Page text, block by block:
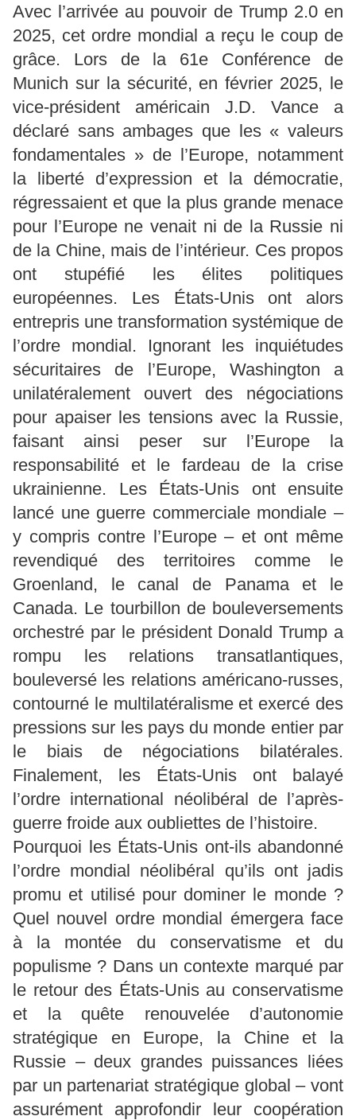
Avec l’arrivée au pouvoir de Trump 2.0 en
2025, cet ordre mondial a reçu le coup de
grâce. Lors de la 61e Conférence de
Munich sur la sécurité, en février 2025, le
vice-président américain J.D. Vance a
déclaré sans ambages que les « valeurs
fondamentales » de l’Europe, notamment
la liberté d’expression et la démocratie,
régressaient et que la plus grande menace
pour l’Europe ne venait ni de la Russie ni
de la Chine, mais de l’intérieur. Ces propos
ont stupéfié les élites politiques
européennes. Les États-Unis ont alors
entrepris une transformation systémique de
l’ordre mondial. Ignorant les inquiétudes
sécuritaires de l’Europe, Washington a
unilatéralement ouvert des négociations
pour apaiser les tensions avec la Russie,
faisant ainsi peser sur l’Europe la
responsabilité et le fardeau de la crise
ukrainienne. Les États-Unis ont ensuite
lancé une guerre commerciale mondiale –
y compris contre l’Europe – et ont même
revendiqué des territoires comme le
Groenland, le canal de Panama et le
Canada. Le tourbillon de bouleversements
orchestré par le président Donald Trump a
rompu les relations transatlantiques,
bouleversé les relations américano-russes,
contourné le multilatéralisme et exercé des
pressions sur les pays du monde entier par
le biais de négociations bilatérales.
Finalement, les États-Unis ont balayé
l’ordre international néolibéral de l’après-
guerre froide aux oubliettes de l’histoire.
Pourquoi les États-Unis ont-ils abandonné
l’ordre mondial néolibéral qu’ils ont jadis
promu et utilisé pour dominer le monde ?
Quel nouvel ordre mondial émergera face
à la montée du conservatisme et du
populisme ? Dans un contexte marqué par
le retour des États-Unis au conservatisme
et la quête renouvelée d’autonomie
stratégique en Europe, la Chine et la
Russie – deux grandes puissances liées
par un partenariat stratégique global – vont
assurément approfondir leur coopération